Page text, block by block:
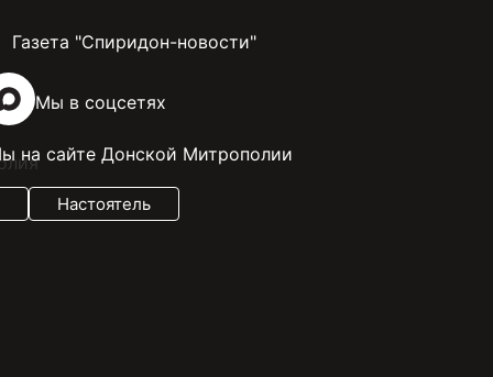
Газета "Спиридон-новости"
Мы в соцсетях
на сайте Донской Митрополии
Настоятель